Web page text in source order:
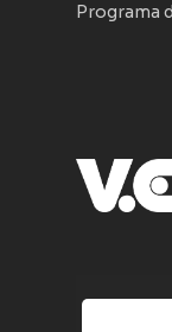
Programa